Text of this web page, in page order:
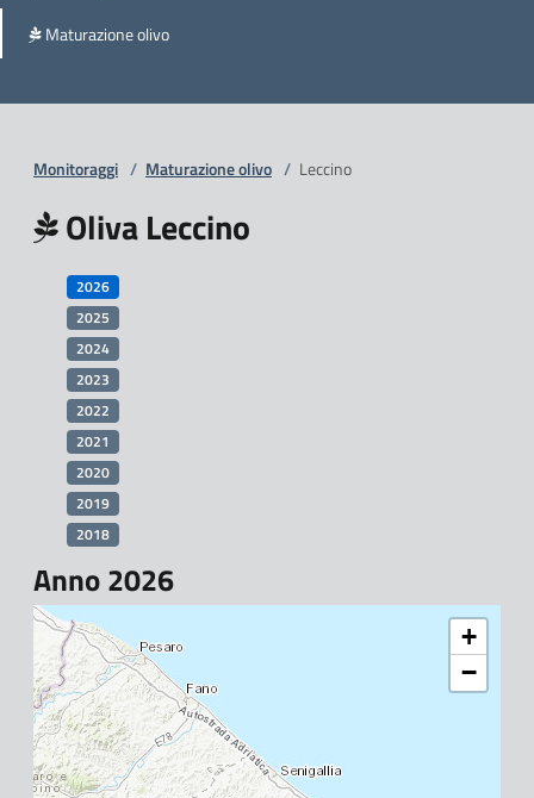
Maturazione olivo
Monitoraggi / Maturazione olivo / Leccino
Oliva Leccino
2026
2025
2024
2023
2022
2021
2020
2019
2018
Anno 2026
+
−